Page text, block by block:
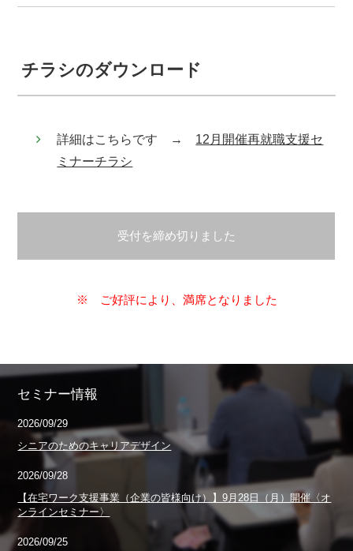
チラシのダウンロード
詳細はこちらです → 12月開催再就職支援セ
ミナーチラシ
受付を締め切りました
※ ご好評により、満席となりました
セミナー情報
2026/09/29
シニアのためのキャリアデザイン
2026/09/28
【在宅ワーク支援事業（企業の皆様向け）】9月28日（月）開催〈オ
ンラインセミナー〉
2026/09/25